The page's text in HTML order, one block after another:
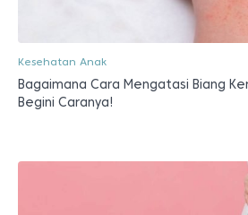
Kesehatan Anak
Bagaimana Cara Mengatasi Biang
Begini Caranya!